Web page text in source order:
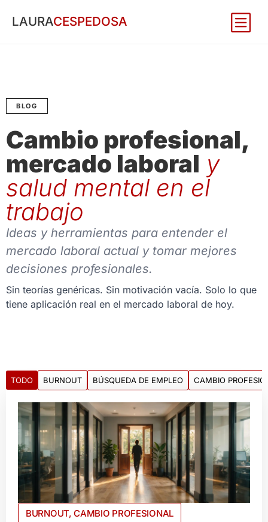
LAURACESPEDOSA
BLOG
Cambio profesional,
mercado laboral y
salud mental en el
trabajo
Ideas y herramientas para entender el
mercado laboral actual y tomar mejores
decisiones profesionales.
Sin teorías genéricas. Sin motivación vacía. Solo lo que
tiene aplicación real en el mercado laboral de hoy.
BURNOUT BÚSQUEDA DE EMPLEO CAMBIO
TODO
BURNOUT,CAMBIO PROFESIONAL